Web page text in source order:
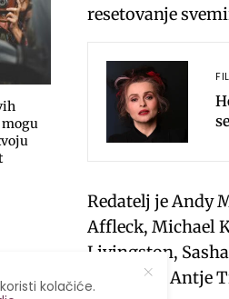
resetovanje
Redatelj je Andy
Affleck, Michael
Livingston,
Clemons i Antje
kolačiće.